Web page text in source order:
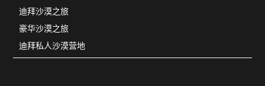
迪拜沙漠之旅
豪华沙漠之旅
迪拜私人沙漠营地